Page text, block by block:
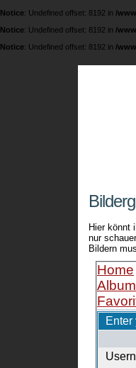
Notice: Undefined offset: 8192 in /
Notice: Undefined offset: 8192 in /
Notice: Undefined offset: 8192 in /
Hier könnt
nur
Bildern
Home